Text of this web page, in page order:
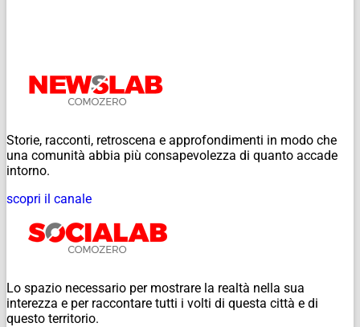
Storie, racconti, retroscena e approfondimenti in modo che
una comunità abbia più consapevolezza di quanto accade
intorno.
scopri il canale
Lo spazio necessario per mostrare la realtà nella sua
interezza e per raccontare tutti i volti di questa città e di
questo territorio.